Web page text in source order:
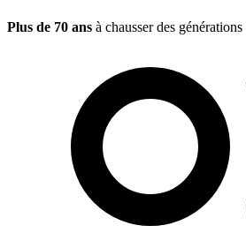
Plus de 70 ans à chausser des générations